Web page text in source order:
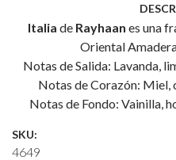
Italia de Rayhaan es una
Oriental
Notas de Salida: Lavanda,
Notas de Corazón: Miel,
Notas de Fondo: Vainilla,
SKU:
4649